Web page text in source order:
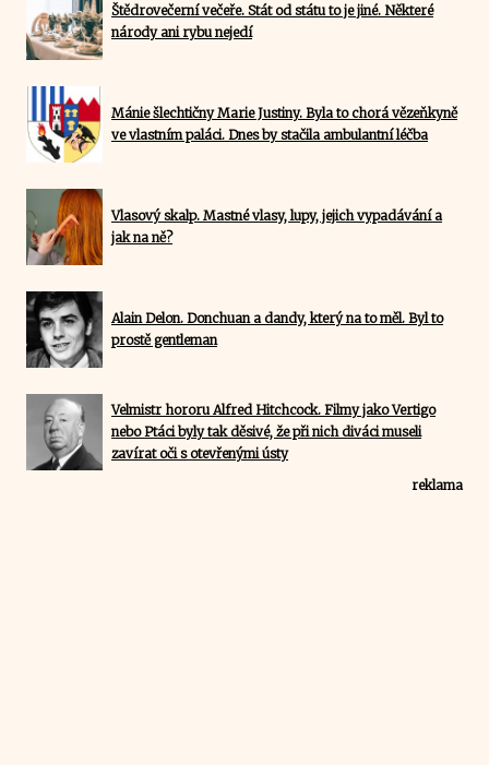
Štědrovečerní večeře. Stát od státu to je jiné. Některé
národy ani rybu nejedí
Mánie šlechtičny Marie Justiny. Byla to chorá vězeňkyně
ve vlastním paláci. Dnes by stačila ambulantní léčba
Vlasový skalp. Mastné vlasy, lupy, jejich vypadávání a
jak na ně?
Alain Delon. Donchuan a dandy, který na to měl. Byl to
prostě gentleman
Velmistr hororu Alfred Hitchcock. Filmy jako Vertigo
nebo Ptáci byly tak děsivé, že při nich diváci museli
zavírat oči s otevřenými ústy
reklama